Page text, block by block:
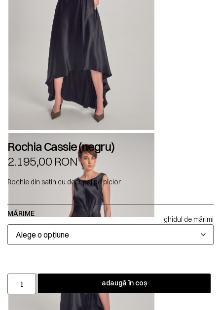
Rochia Cassie (negru)
2.195,00 RON
Rochie din satin cu decupaj pe picior.
MĂRIME
ghidul de mărimi
adaugă în coș